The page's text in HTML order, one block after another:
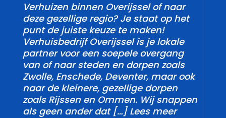
Verhuizen binnen Overijssel of naar
deze gezellige regio? Je staat op het
punt de juiste keuze te maken!
Verhuisbedrijf Overijssel is je lokale
partner voor een soepele overgang
van of naar steden en dorpen zoals
Zwolle, Enschede, Deventer, maar ook
naar de kleinere, gezellige dorpen
zoals Rijssen en Ommen.​ Wij snappen
als geen ander dat […] Lees meer